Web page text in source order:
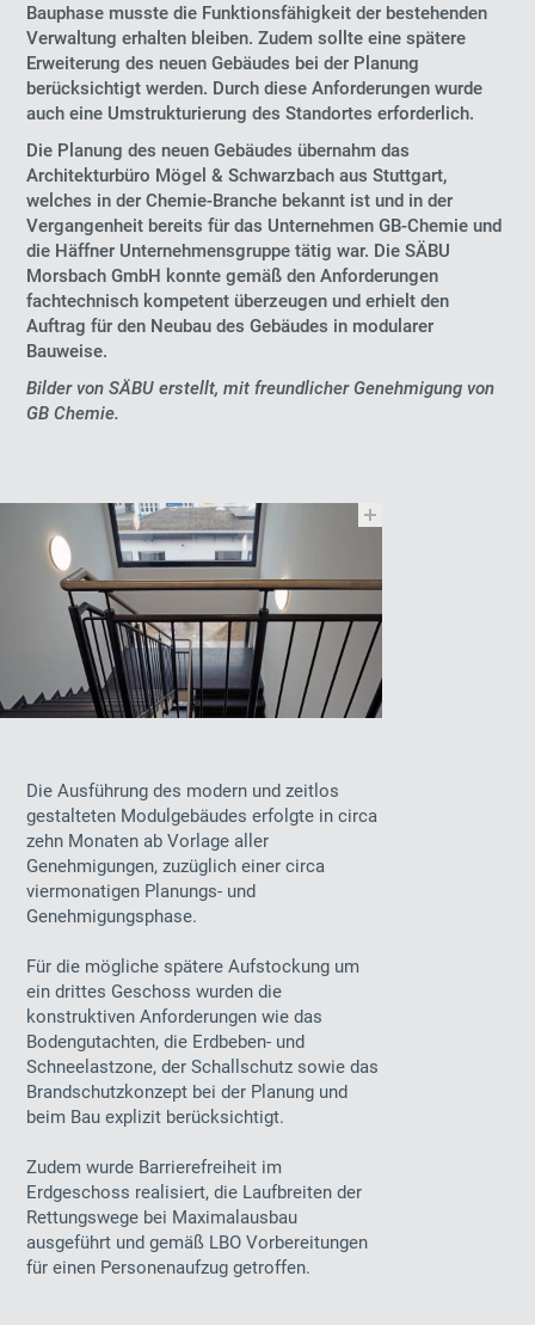
Bauphase musste die Funktionsfähigkeit der bestehenden
Verwaltung erhalten bleiben. Zudem sollte eine spätere
Erweiterung des neuen Gebäudes bei der Planung
berücksichtigt werden. Durch diese Anforderungen wurde
auch eine Umstrukturierung des Standortes erforderlich.
Die Planung des neuen Gebäudes übernahm das
Architekturbüro Mögel & Schwarzbach aus Stuttgart,
welches in der Chemie-Branche bekannt ist und in der
Vergangenheit bereits für das Unternehmen GB-Chemie und
die Häffner Unternehmensgruppe tätig war. Die SÄBU
Morsbach GmbH konnte gemäß den Anforderungen
fachtechnisch kompetent überzeugen und erhielt den
Auftrag für den Neubau des Gebäudes in modularer
Bauweise.
Bilder von SÄBU erstellt, mit freundlicher Genehmigung von
GB Chemie.
Die Ausführung des modern und zeitlos
gestalteten Modulgebäudes erfolgte in circa
zehn Monaten ab Vorlage aller
Genehmigungen, zuzüglich einer circa
viermonatigen Planungs- und
Genehmigungsphase.
Für die mögliche spätere Aufstockung um
ein drittes Geschoss wurden die
konstruktiven Anforderungen wie das
Bodengutachten, die Erdbeben- und
Schneelastzone, der Schallschutz sowie das
Brandschutzkonzept bei der Planung und
beim Bau explizit berücksichtigt.
Zudem wurde Barrierefreiheit im
Erdgeschoss realisiert, die Laufbreiten der
Rettungswege bei Maximalausbau
ausgeführt und gemäß LBO Vorbereitungen
für einen Personenaufzug getroffen.